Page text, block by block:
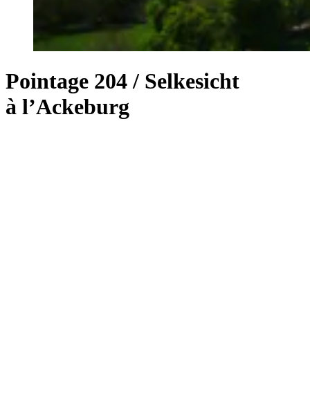
Pointage 204 / Selkesicht
à l’Ackeburg